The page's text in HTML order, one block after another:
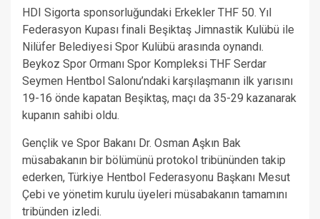
HDI Sigorta sponsorluğundaki Erkekler THF 50. Yıl
Federasyon Kupası finali Beşiktaş Jimnastik Kulübü ile
Nilüfer Belediyesi Spor Kulübü arasında oynandı.
Beykoz Spor Ormanı Spor Kompleksi THF Serdar
Seymen Hentbol Salonu’ndaki karşılaşmanın ilk yarısını
19-16 önde kapatan Beşiktaş, maçı da 35-29 kazanarak
kupanın sahibi oldu.
Gençlik ve Spor Bakanı Dr. Osman Aşkın Bak
müsabakanın bir bölümünü protokol tribününden takip
ederken, Türkiye Hentbol Federasyonu Başkanı Mesut
Çebi ve yönetim kurulu üyeleri müsabakanın tamamını
tribünden izledi.